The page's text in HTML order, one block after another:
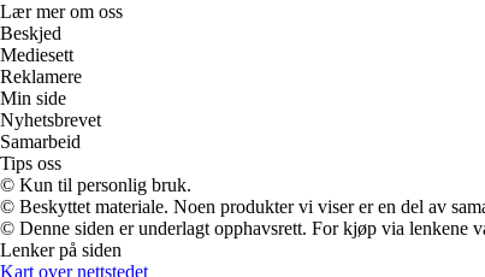
Lær mer om oss
Beskjed
Mediesett
Reklamere
Min side
Nyhetsbrevet
Samarbeid
Tips oss
© Kun til personlig bruk.
© Beskyttet materiale. Noen produkter vi viser er en del av
© Denne siden er underlagt opphavsrett. For kjøp via lenkene
Lenker på siden
Kart over nettstedet